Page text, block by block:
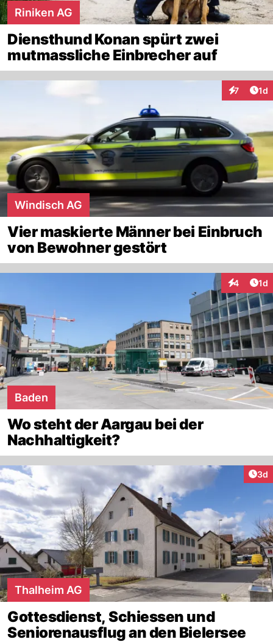
Riniken AG
Diensthund Konan spürt zwei
mutmassliche Einbrecher auf
7 1d
Windisch AG
Vier maskierte Männer bei Einbruch
von Bewohner gestört
4 1d
Baden
Wo steht der Aargau bei der
Nachhaltigkeit?
3d
Thalheim AG
Gottesdienst, Schiessen und
Seniorenausflug an den Bielersee